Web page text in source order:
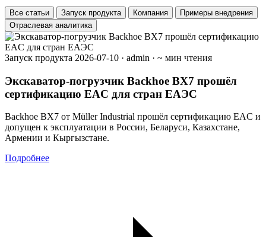
Все статьи Запуск продукта Компания
Примеры внедрения
Отраслевая аналитика
Запуск продукта 2026-07-10 · admin · ~ мин чтения
Экскаватор-погрузчик Backhoe BX7 прошёл
сертификацию EAC для стран ЕАЭС
Backhoe BX7 от Müller Industrial прошёл сертификацию EAC и
допущен к эксплуатации в России, Беларуси, Казахстане,
Армении и Кыргызстане.
Подробнее